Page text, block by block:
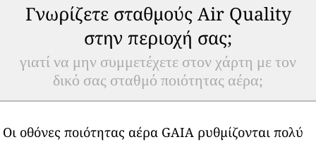
Γνωρίζετε σταθμούς Air Quality
στην περιοχή σας;
γιατί να μην συμμετέχετε στον χάρτη με τον
δικό σας σταθμό ποιότητας αέρα;
Οι οθόνες ποιότητας αέρα GAIA ρυθμίζονται πολύ